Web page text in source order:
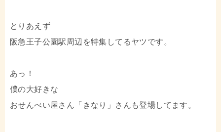
とりあえず
阪急王子公園駅周辺を特集してるヤツです。
あっ！
僕の大好きな
おせんべい屋さん「きなり」さんも登場してます。